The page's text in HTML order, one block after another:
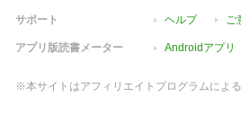
サポート ヘルプ ご
アプリ版読書メーター Androidアプリ
※本サイトはアフィリエイトプログラムによ